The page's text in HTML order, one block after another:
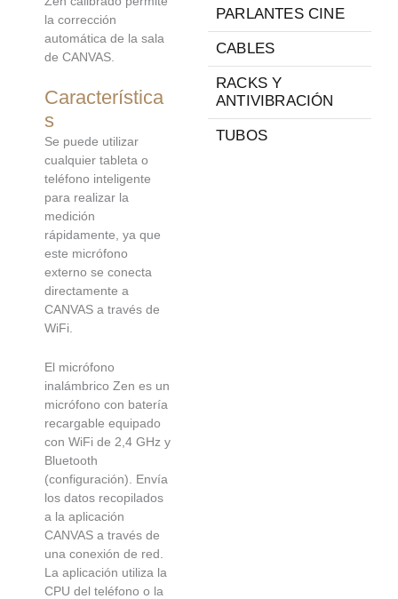
la corrección
automática de la sala
de CANVAS.
Característica
s
Se puede utilizar
cualquier tableta o
teléfono inteligente
para realizar la
medición
rápidamente, ya que
este micrófono
externo se conecta
directamente a
CANVAS a través de
WiFi.
El micrófono
inalámbrico Zen es un
micrófono con batería
recargable equipado
con WiFi de 2,4 GHz y
Bluetooth
(configuración). Envía
los datos recopilados
a la aplicación
CANVAS a través de
una conexión de red.
La aplicación utiliza la
CPU del teléfono o la
PARLANTES CINE
CABLES
RACKS Y
ANTIVIBRACIÓN
TUBOS